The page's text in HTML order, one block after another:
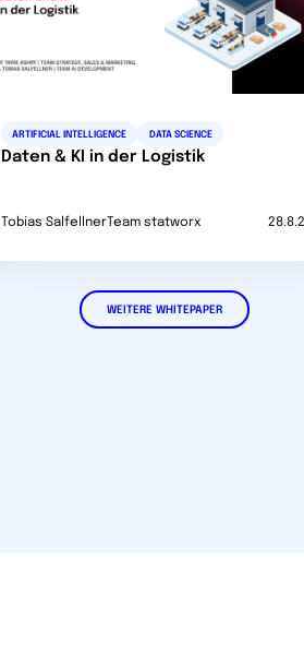
ARTIFICIAL INTELLIGENCE DATA SCIENCE
Daten & KI in der Logistik
Tobias SalfellnerTeam statworx
WEITERE WHITEPAPER